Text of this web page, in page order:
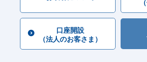
口座開設
（法人のお客さま）